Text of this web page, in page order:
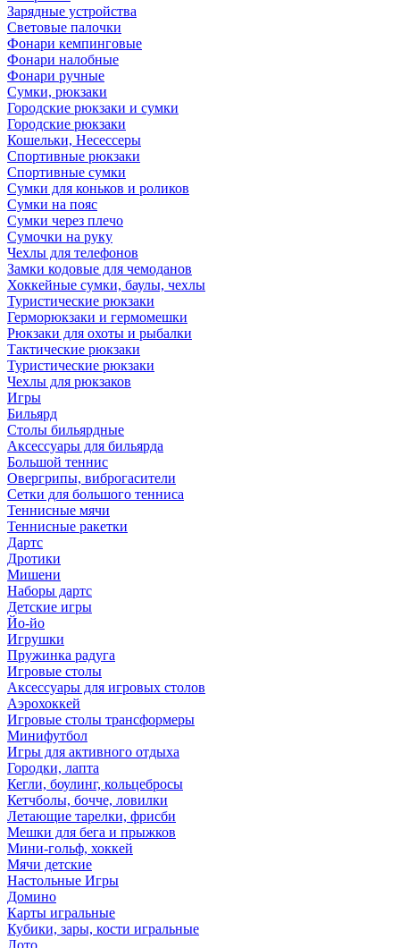
Зарядные устройства
Световые палочки
Фонари кемпинговые
Фонари налобные
Фонари ручные
Сумки, рюкзаки
Городские рюкзаки и сумки
Городские рюкзаки
Кошельки, Несессеры
Спортивные рюкзаки
Спортивные сумки
Сумки для коньков и роликов
Сумки на пояс
Сумки через плечо
Сумочки на руку
Чехлы для телефонов
Замки кодовые для чемоданов
Хоккейные сумки, баулы, чехлы
Туристические рюкзаки
Герморюкзаки и гермомешки
Рюкзаки для охоты и рыбалки
Тактические рюкзаки
Туристические рюкзаки
Чехлы для рюкзаков
Игры
Бильярд
Столы бильярдные
Аксессуары для бильярда
Большой теннис
Овергрипы, виброгасители
Сетки для большого тенниса
Теннисные мячи
Теннисные ракетки
Дартс
Дротики
Мишени
Наборы дартс
Детские игры
Йо-йо
Игрушки
Пружинка радуга
Игровые столы
Аксессуары для игровых столов
Аэрохоккей
Игровые столы трансформеры
Минифутбол
Игры для активного отдыха
Городки, лапта
Кегли, боулинг, кольцебросы
Кетчболы, бочче, ловилки
Летающие тарелки, фрисби
Мешки для бега и прыжков
Мини-гольф, хоккей
Мячи детские
Настольные Игры
Домино
Карты игральные
Кубики, зары, кости игральные
Лото